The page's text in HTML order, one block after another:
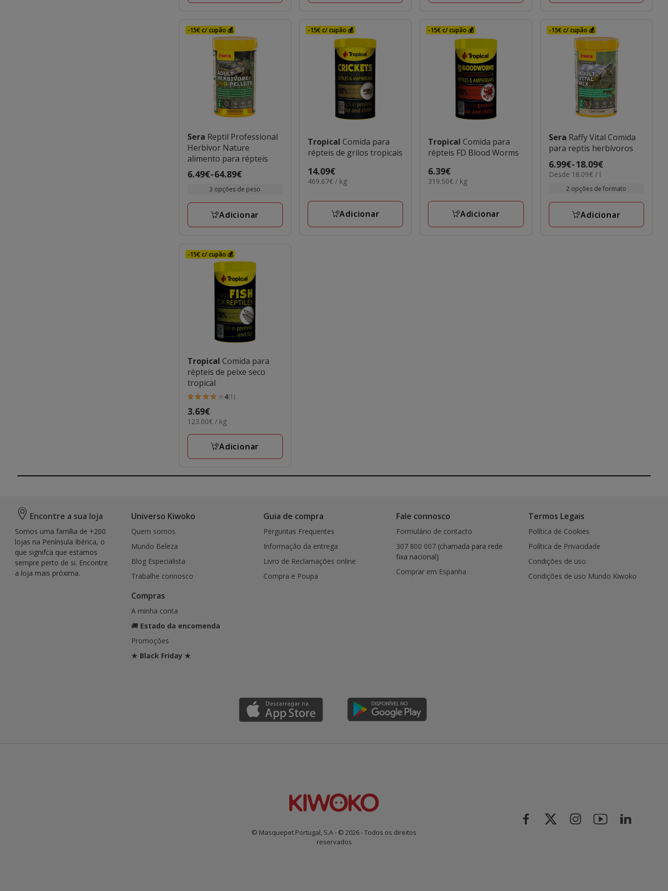
-15€ c/ cupão 💰
Sera Reptil Professional
Herbivor Nature
alimento para répteis
Preço
a
64.89€
6.49€-64.89€
3 opções de peso
Adicionar
-15€ c/ cupão 💰
Tropical Comida para
répteis de grilos tropicais
Preço
14.09€
14.09€
469.67€
KG
469.67€ / kg
Adicionar
-15€ c/ cupão 💰
TropicalComida para
répteis FD Blood Worms
Preço
6.39€
6.39€
319.50€
KG
319.50€ / kg
Adicionar
-15€ c/ cupão 💰
Sera Raffy Vital Comida
para reptis herbívoros
Preço
de
6.99€
a
18.09€
6.99€-18.09€
18.09€
Desde 18.09€ / l
2 opções de formato
Adicionar
-15€ c/ cupão 💰
Tropical Comida para
répteis de peixe seco
tropical
4
estrelas
com
1
avaliações
4(1)
Preço
3.69€
3.69€
123.00€
KG
123.00€ / kg
Adicionar
Encontre a sua loja
Somos uma família de +200
lojas na Península Ibérica, o
que signifca que estamos
sempre perto de si. Encontre
a loja mais próxima.
Universo Kiwoko
Quem somos
Mundo Beleza
Blog Especialista
Trabalhe connosco
Compras
A minha conta
🚚 Estado da encomenda
Promoções
★ Black Friday ★
Guia de compra
Perguntas Frequentes
Informação da entrega
Livro de Reclamações online
Compra e Poupa
Fale connosco
Formulário de contacto
307 800 007(chamada para rede
fixa nacional)
Comprar em Espanha
Termos Legais
Política de Cookies
Política de Privacidade
Condições de uso
Condições de uso Mundo Kiwoko
© Masquepet Portugal, S.A - © 2026 - Todos os direitos
reservados